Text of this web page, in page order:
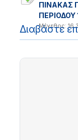
ΠΙΝΑΚΑΣ
ΠΕΡΙΟΔΟΥ
Μέγεθος:
Διαβάστε